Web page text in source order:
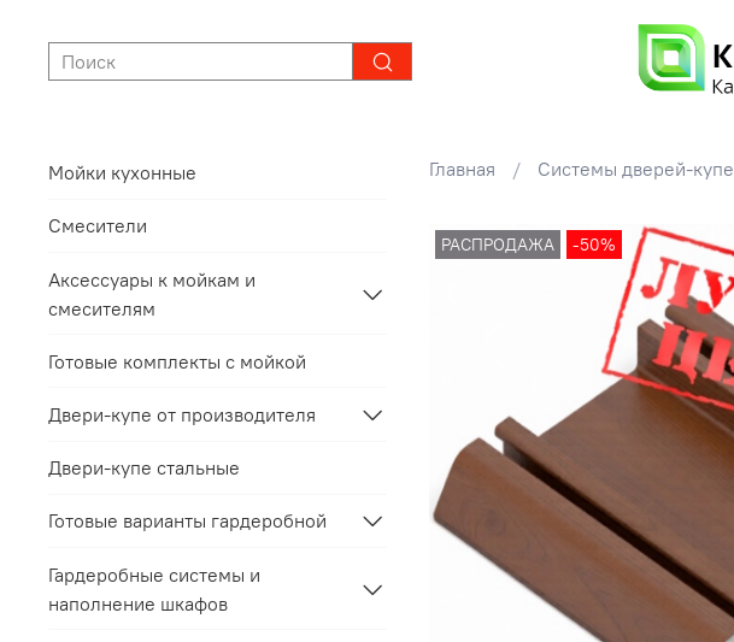
Главная Системы дверей-купе
РАСПРОДАЖА -50%
Мойки кухонные
Смесители
Аксессуары к мойкам и
смесителям
Готовые комплекты с мойкой
Двери-купе от производителя
Двери-купе стальные
Готовые варианты гардеробной
Гардеробные системы и
наполнение шкафов